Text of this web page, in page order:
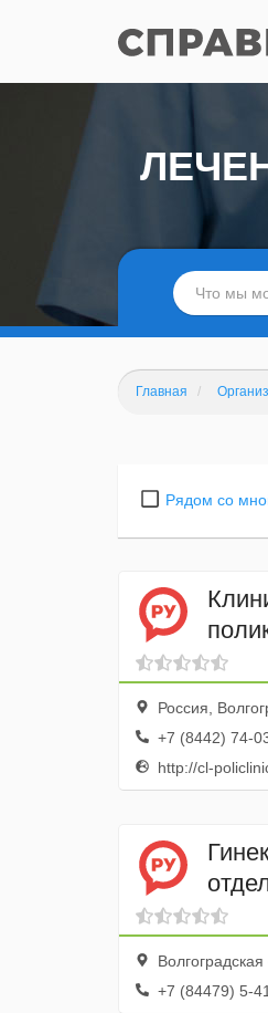
Главная
Рядом со
Россия,
+7 (8442) 74-
http://cl-
МУЗ
Волгоградская обл.,
+7 (84479) 5-